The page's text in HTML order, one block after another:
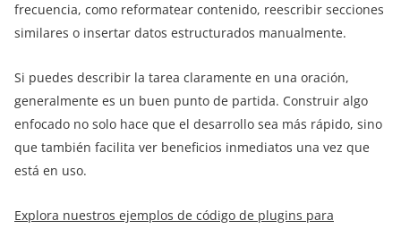
frecuencia, como reformatear contenido, reescribir secciones
similares o insertar datos estructurados manualmente.
Si puedes describir la tarea claramente en una oración,
generalmente es un buen punto de partida. Construir algo
enfocado no solo hace que el desarrollo sea más rápido, sino
que también facilita ver beneficios inmediatos una vez que
está en uso.
Explora nuestros ejemplos de código de plugins para